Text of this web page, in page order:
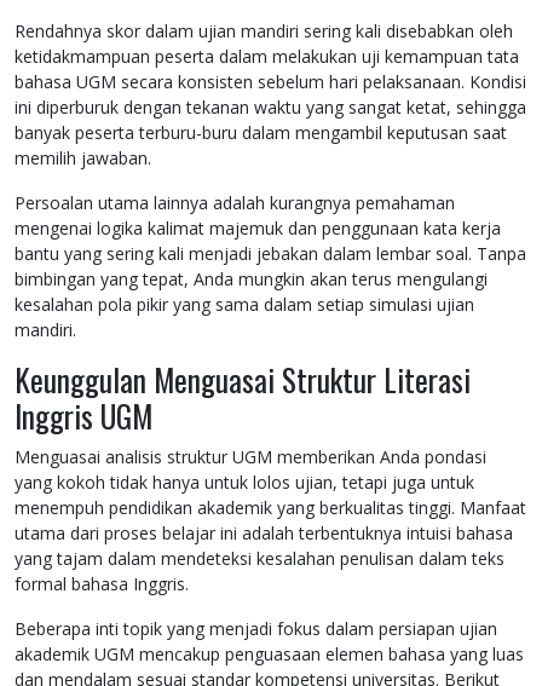
Rendahnya skor dalam ujian mandiri sering kali disebabkan oleh
ketidakmampuan peserta dalam melakukan uji kemampuan tata
bahasa UGM secara konsisten sebelum hari pelaksanaan. Kondisi
ini diperburuk dengan tekanan waktu yang sangat ketat, sehingga
banyak peserta terburu-buru dalam mengambil keputusan saat
memilih jawaban.
Persoalan utama lainnya adalah kurangnya pemahaman
mengenai logika kalimat majemuk dan penggunaan kata kerja
bantu yang sering kali menjadi jebakan dalam lembar soal. Tanpa
bimbingan yang tepat, Anda mungkin akan terus mengulangi
kesalahan pola pikir yang sama dalam setiap simulasi ujian
mandiri.
Keunggulan Menguasai Struktur Literasi
Inggris UGM
Menguasai analisis struktur UGM memberikan Anda pondasi
yang kokoh tidak hanya untuk lolos ujian, tetapi juga untuk
menempuh pendidikan akademik yang berkualitas tinggi. Manfaat
utama dari proses belajar ini adalah terbentuknya intuisi bahasa
yang tajam dalam mendeteksi kesalahan penulisan dalam teks
formal bahasa Inggris.
Beberapa inti topik yang menjadi fokus dalam persiapan ujian
akademik UGM mencakup penguasaan elemen bahasa yang luas
dan mendalam sesuai standar kompetensi universitas. Berikut